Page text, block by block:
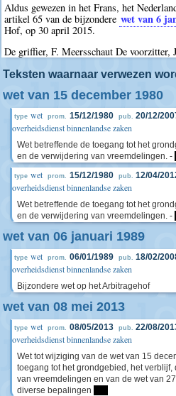
Aldus gewezen in het Frans, het
artikel 65 van de bijzondere wet van 6
Hof, op 30 april 2015.
De griffier, F. Meersschaut De voorzitter,
Teksten waarnaar verwezen
wet van 15 december 1980
type wet prom. 15/12/1980 pub. 20/12/
overheidsdienst binnenlandse zaken
Wet betreffende de toegang tot het
en de verwijdering van vreemdelingen. -
type wet prom. 15/12/1980 pub. 12/04/
overheidsdienst binnenlandse zaken
Wet betreffende de toegang tot het
en de verwijdering van vreemdelingen. -
wet van 06 januari 1989
type wet prom. 06/01/1989 pub. 18/02/
overheidsdienst binnenlandse zaken
Bijzondere wet op het Arbitragehof
wet van 08 mei 2013
type wet prom. 08/05/2013 pub. 22/08/
overheidsdienst binnenlandse zaken
Wet tot wijziging van de wet van 15
toegang tot het grondgebied, het
van vreemdelingen en van de wet van
diverse bepalingen